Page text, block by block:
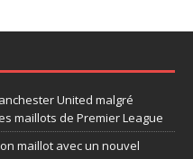
United malgré
maillots de Premier League
maillot avec un nouvel